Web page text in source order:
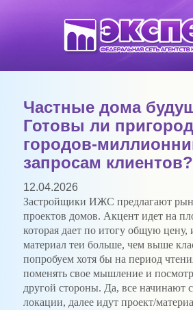
Частные дома
Готовы ли
городов-
запросам клиентов?
12.04.2026
Застройщики ИЖС предлагают
проектов домов. Акцент идет на
которая дает по итогу общую цену,
материал теи больше, чем выше
попробуем хотя бы на период
поменять свое мышление и
другой стороны. Да, все начинают
локации, далее идут проект/